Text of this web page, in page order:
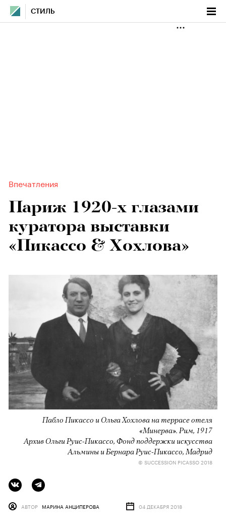
СТИЛЬ
Впечатления
Париж 1920-х глазами
куратора выставки
«Пикассо & Хохлова»
Пабло Пикассо и Ольга Хохлова на террасе отеля
«Минерва». Рим, 1917
Архив Ольги Руис-Пикассо, Фонд поддержки искусства
Альмины и Бернара Руис-Пикассо, Мадрид
© SUCCESSION PICASSO 2018
АВТОР МАРИНА АНЦИПЕРОВА 04 ДЕКАБРЯ 2018